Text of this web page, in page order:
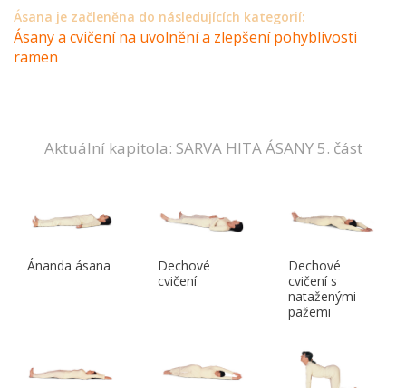
Ásana je začleněna do následujících kategorií:
Ásany a cvičení na uvolnění a zlepšení pohyblivosti
ramen
Aktuální kapitola: SARVA HITA ÁSANY 5. část
Ánanda ásana
Dechové
cvičení
Dechové
cvičení s
nataženými
pažemi